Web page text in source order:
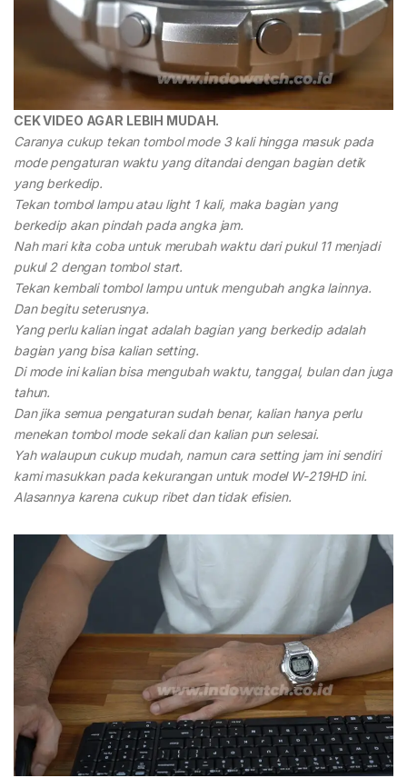
CEK VIDEO AGAR LEBIH MUDAH.
Caranya cukup tekan tombol mode 3 kali hingga masuk pada
mode pengaturan waktu yang ditandai dengan bagian detik
yang berkedip.
Tekan tombol lampu atau light 1 kali, maka bagian yang
berkedip akan pindah pada angka jam.
Nah mari kita coba untuk merubah waktu dari pukul 11 menjadi
pukul 2 dengan tombol start.
Tekan kembali tombol lampu untuk mengubah angka lainnya.
Dan begitu seterusnya.
Yang perlu kalian ingat adalah bagian yang berkedip adalah
bagian yang bisa kalian setting.
Di mode ini kalian bisa mengubah waktu, tanggal, bulan dan juga
tahun.
Dan jika semua pengaturan sudah benar, kalian hanya perlu
menekan tombol mode sekali dan kalian pun selesai.
Yah walaupun cukup mudah, namun cara setting jam ini sendiri
kami masukkan pada kekurangan untuk model W-219HD ini.
Alasannya karena cukup ribet dan tidak efisien.